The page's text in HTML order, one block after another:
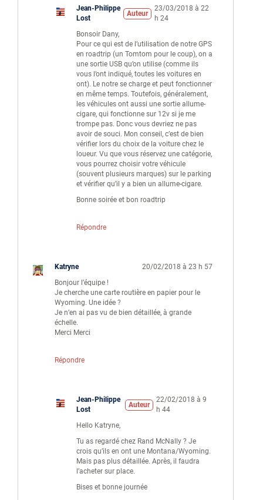
Jean-Philippe
Lost
Auteur
23/03/2018 à 22
h 24
Bonsoir Dany,
Pour ce qui est de l’utilisation de notre GPS
en roadtrip (un Tomtom pour le coup), on a
une sortie USB qu’on utilise (comme ils
vous l’ont indiqué, toutes les voitures en
ont). Le notre se charge et peut fonctionner
en même temps. Toutefois, généralement,
les véhicules ont aussi une sortie allume-
cigare, qui fonctionne sur 12v si je me
trompe pas. Donc vous devriez ne pas
avoir de souci. Mon conseil, c’est de bien
vérifier lors du choix de la voiture chez le
loueur. Vu que vous réservez une catégorie,
vous pourrez choisir votre véhicule
(souvent plusieurs marques) sur le parking
et vérifier qu’il y a bien un allume-cigare.
Bonne soirée et bon roadtrip
Répondre
Katryne
20/02/2018 à 23 h 57
Bonjour l’équipe !
Je cherche une carte routière en papier pour le
Wyoming. Une idée ?
Je n’en ai pas vu de bien détaillée, à grande
échelle.
Merci Merci
Répondre
Jean-Philippe
Lost
Auteur
22/02/2018 à 9
h 44
Hello Katryne,
Tu as regardé chez Rand McNally ? Je
crois qu’ils en ont une Montana/Wyoming.
Mais pas plus détaillée. Après, il faudra
l’acheter sur place.
Bises et bonne journée